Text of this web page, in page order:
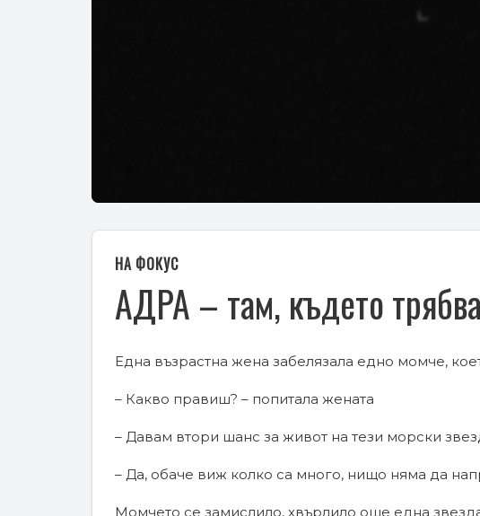
НА ФОКУС
АДРА – там, където
Една възрастна жена забелязала едно момче,
– Какво правиш? – попитала жената
– Давам втори шанс за живот на тези морски
– Да, обаче виж колко са много, нищо няма да
Момчето се замислило, хвърлило още една